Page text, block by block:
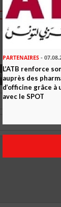
PARTENAIRES -
L’ATB renforce
auprès des
d’officine grâce
avec le SPOT